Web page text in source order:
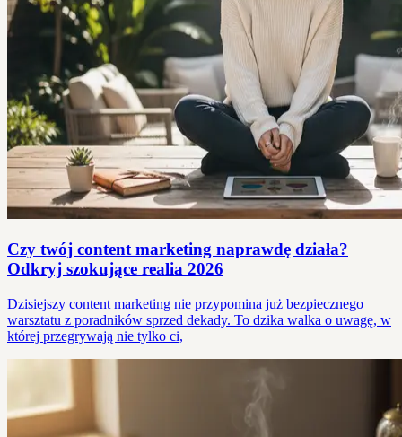
Czy twój content marketing naprawdę działa?
Odkryj szokujące realia 2026
Dzisiejszy content marketing nie przypomina już bezpiecznego
warsztatu z poradników sprzed dekady. To dzika walka o uwagę, w
której przegrywają nie tylko ci,